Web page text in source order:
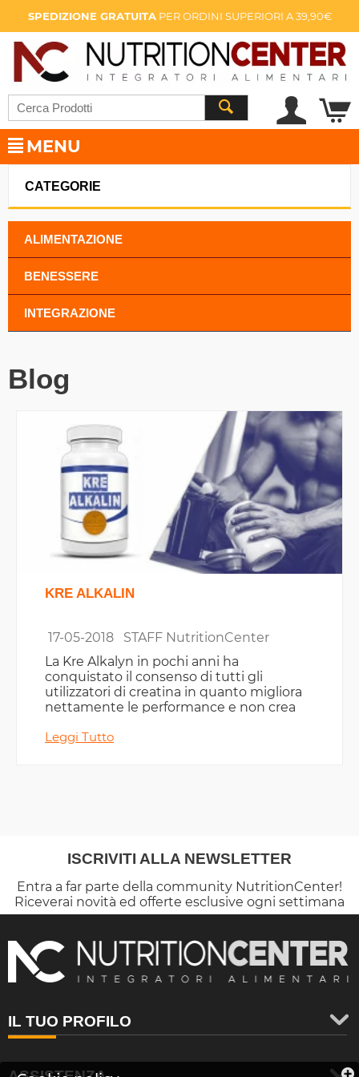
SPEDIZIONE GRATUITAPER ORDINI SUPERIORI A 39,90€
MENU
CATEGORIE
ALIMENTAZIONE
BENESSERE
INTEGRAZIONE
Blog
KRE ALKALIN
17-05-2018
STAFF NutritionCenter
La Kre Alkalyn in pochi anni ha
conquistato il consenso di tutti gli
utilizzatori di creatina in quanto migliora
nettamente le performance e non crea
Leggi Tutto
ISCRIVITI ALLA NEWSLETTER
Entra a far parte della community NutritionCenter!
Riceverai novità ed offerte esclusive ogni settimana
IL TUO PROFILO